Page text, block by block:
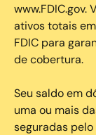
www.FDIC.gov.
ativos totais
FDIC para
de cobertura.
Seu saldo em
uma ou mais
seguradas pelo